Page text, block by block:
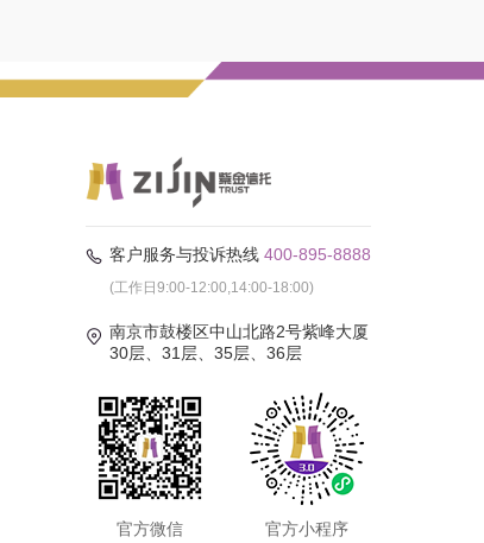
客户服务与投诉热线 400-895-8888
(工作日9:00-12:00,14:00-18:00)
南京市鼓楼区中山北路2号紫峰大厦
30层、31层、35层、36层
官方微信 官方小程序